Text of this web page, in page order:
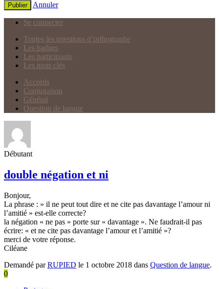
Publier Annuler
Se connecter
Toutes les questions d’orthographe
Les badges
Les participants
Les mots clés
Accords
Conjugaison
Général
Question de langue
Débutant
double négation et ni
Bonjour,
La phrase : » il ne peut tout dire et ne cite pas davantage l’amour ni
l’amitié » est-elle correcte?
la négation « ne pas » porte sur « davantage ». Ne faudrait-il pas
écrire: « et ne cite pas davantage l’amour et l’amitié »?
merci de votre réponse.
Ciléane
Demandé parRUPIED le 1 octobre 2018 dans Question de langue.
0